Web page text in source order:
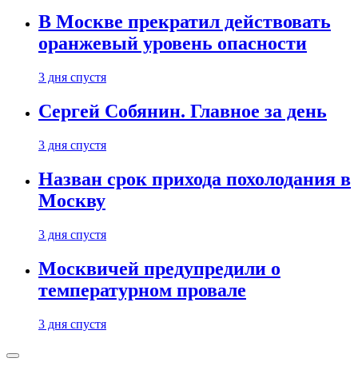
В Москве прекратил действовать
оранжевый уровень опасности
3 дня спустя
Сергей Собянин. Главное за день
3 дня спустя
Назван срок прихода похолодания в
Москву
3 дня спустя
Москвичей предупредили о
температурном провале
3 дня спустя